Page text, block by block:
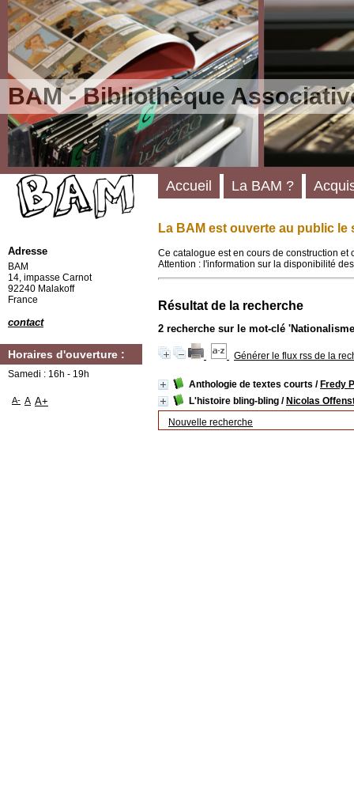
BAM - Bibliothèque
La BAM est ouverte au public le
Ce catalogue est en cours de construction
Attention : l'information sur la disponibilité
Résultat de la recherche
2 recherche sur le mot-clé
Générer le flux rss de la
Anthologie de textes courts / Fredy
L'histoire bling-bling / Nicolas
Nouvelle recherche
Accueil La BAM ?
Adresse
BAM
14, impasse Carnot
92240 Malakoff
France
contact
Horaires d'ouverture :
Samedi : 16h - 19h
A- A A+